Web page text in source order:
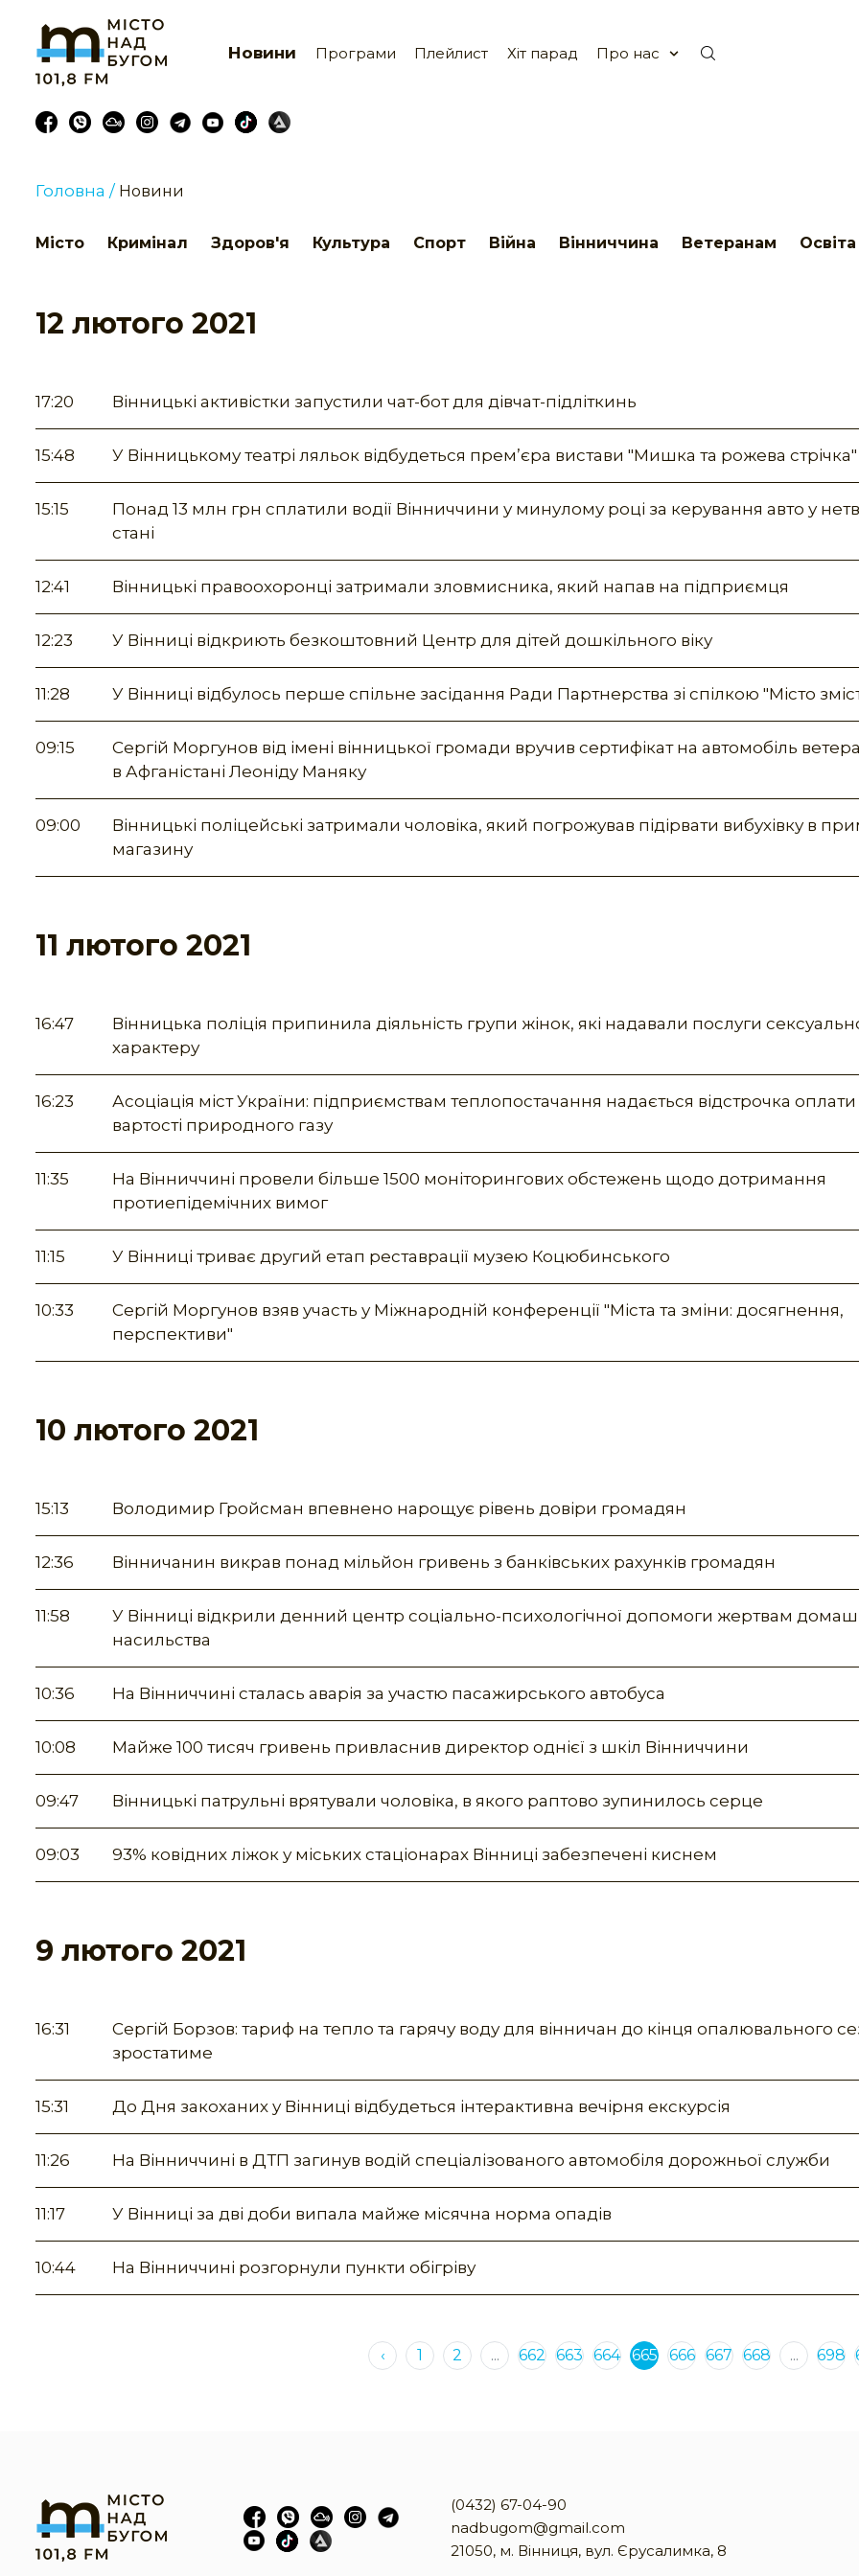
Новини Програми Плейлист Хіт парад Про нас
Головна / Новини
Місто Кримінал Здоров'я Культура Спорт Війна Вінниччина Ветеранам Освіта
12 лютого 2021
17:20 Вінницькі активістки запустили чат-бот для дівчат-підліткинь
15:48 У Вінницькому театрі ляльок відбудеться прем’єра вистави "Мишка та рожева стрічка"
15:15
Понад 13 млн грн сплатили водії Вінниччини у минулому році за керування авто у
стані
12:41 Вінницькі правоохоронці затримали зловмисника, який напав на підприємця
12:23 У Вінниці відкриють безкоштовний Центр для дітей дошкільного віку
11:28 У Вінниці відбулось перше спільне засідання Ради Партнерства зі спілкою "Місто
09:15
Сергій Моргунов від імені вінницької громади вручив сертифікат на автомобіль
в Афганістані Леоніду Маняку
09:00
Вінницькі поліцейські затримали чоловіка, який погрожував підірвати вибухівку в
магазину
11 лютого 2021
16:47
Вінницька поліція припинила діяльність групи жінок, які надавали послуги
характеру
16:23
Асоціація міст України: підприємствам теплопостачання надається відстрочка оплати
вартості природного газу
11:35
На Вінниччині провели більше 1500 моніторингових обстежень щодо дотримання
протиепідемічних вимог
11:15 У Вінниці триває другий етап реставрації музею Коцюбинського
10:33
Сергій Моргунов взяв участь у Міжнародній конференції "Міста та зміни: досягнення,
перспективи"
10 лютого 2021
15:13 Володимир Гройсман впевнено нарощує рівень довіри громадян
12:36 Вінничанин викрав понад мільйон гривень з банківських рахунків громадян
11:58
У Вінниці відкрили денний центр соціально-психологічної допомоги жертвам
насильства
10:36 На Вінниччині сталась аварія за участю пасажирського автобуса
10:08 Майже 100 тисяч гривень привласнив директор однієї з шкіл Вінниччини
09:47 Вінницькі патрульні врятували чоловіка, в якого раптово зупинилось серце
09:03 93% ковідних ліжок у міських стаціонарах Вінниці забезпечені киснем
9 лютого 2021
16:31
Сергій Борзов: тариф на тепло та гарячу воду для вінничан до кінця опалювального
зростатиме
15:31 До Дня закоханих у Вінниці відбудеться інтерактивна вечірня екскурсія
11:26 На Вінниччині в ДТП загинув водій спеціалізованого автомобіля дорожньої служби
11:17 У Вінниці за дві доби випала майже місячна норма опадів
10:44 На Вінниччині розгорнули пункти обігріву
‹ 1 2 ... 662 663 664 665 666 667 668 ... 698
(0432) 67-04-90
nadbugom@gmail.com
21050, м. Вінниця, вул. Єрусалимка, 8